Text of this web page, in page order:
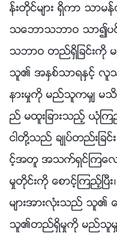
န္းတိုင္မ်ား ရွိကာ သာ
သေဘာသဘာဝ သာ၍
သဘာဝ တည္ရွိျခင္းကို
သူ၏ အႏွစ္သာရႏွင့္ လူသာ
နားမႈကို မည္သူကမွ် မသိ
ည္ မထူးျခားသည့္ ယုံၾ
ငါတို႔သည္ ခ်ဳပ္တည္းျခင္း
င့္အတူ အသက္ရွင္ၾကေလ
မႈတိုင္းကို ေစာင့္ၾကည့္ၿပီ
မ်ားအားလုံးသည္ သူ၏ ေ
သူ၏တည္ရွိမႈကို မည္သူမွ်